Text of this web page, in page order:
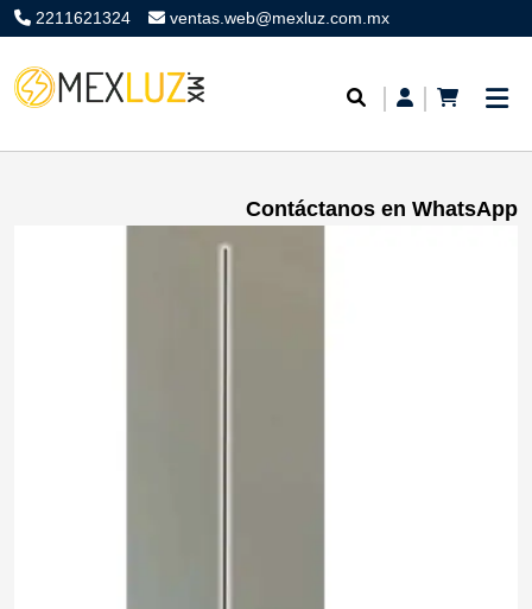
2211621324 ventas.web@mexluz.com.mx
Contáctanos en WhatsApp